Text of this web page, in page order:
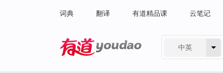
词典 翻译 有道精品课 云笔记
中英